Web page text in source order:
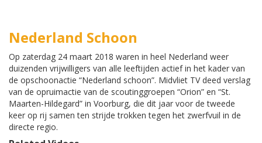
Nederland Schoon
Op zaterdag 24 maart 2018 waren in heel Nederland weer
duizenden vrijwilligers van alle leeftijden actief in het kader van
de opschoonactie “Nederland schoon”. Midvliet TV deed verslag
van de opruimactie van de scoutinggroepen “Orion” en “St.
Maarten-Hildegard” in Voorburg, die dit jaar voor de tweede
keer op rij samen ten strijde trokken tegen het zwerfvuil in de
directe regio.